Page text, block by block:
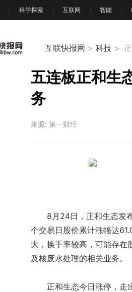
科学探索 互联网 智能
互联快报网 > 科技>
五连板正和生
务
来源: 第一财经
8月24日，正和生态发
个交易日股价累计涨幅达
大，换手率较高，可能存在
及核废水处理的相关业务。
正和生态今日涨停，走